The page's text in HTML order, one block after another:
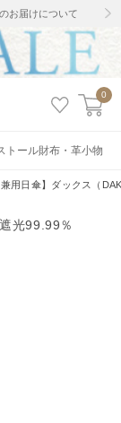
お届けについて
0
トール財布・革小物
兼用日傘】ダックス（
光99.99％